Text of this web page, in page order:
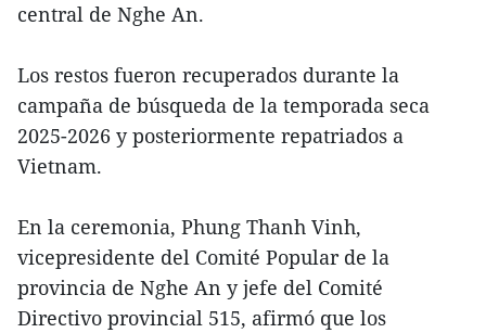
central de Nghe An.
Los restos fueron recuperados durante la
campaña de búsqueda de la temporada seca
2025-2026 y posteriormente repatriados a
Vietnam.
En la ceremonia, Phung Thanh Vinh,
vicepresidente del Comité Popular de la
provincia de Nghe An y jefe del Comité
Directivo provincial 515, afirmó que los